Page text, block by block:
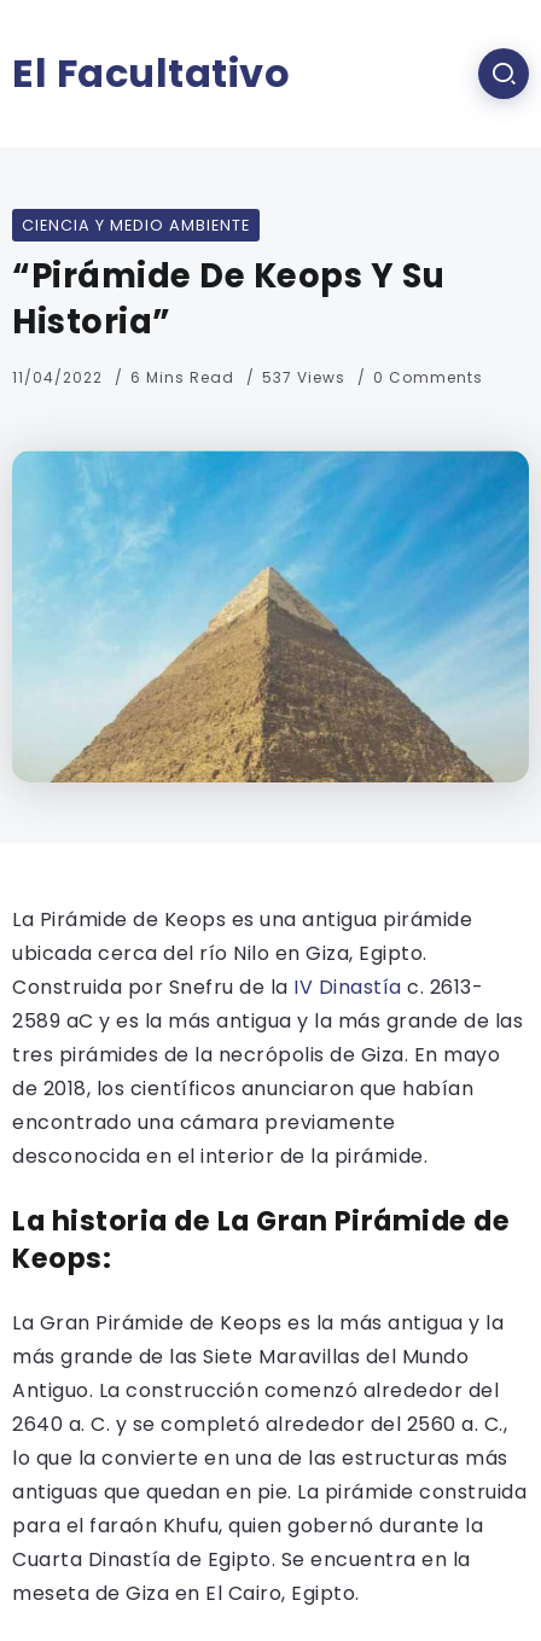
El Facultativo
CIENCIA Y MEDIO AMBIENTE
“Pirámide De Keops Y Su
Historia”
11/04/2022 6 Mins Read 537 Views 0 Comments
La Pirámide de Keops es una antigua pirámide
ubicada cerca del río Nilo en Giza, Egipto.
Construida por Snefru de la IV Dinastía c. 2613-
2589 aC y es la más antigua y la más grande de las
tres pirámides de la necrópolis de Giza. En mayo
de 2018, los científicos anunciaron que habían
encontrado una cámara previamente
desconocida en el interior de la pirámide.
La historia de La Gran Pirámide de
Keops:
La Gran Pirámide de Keops es la más antigua y la
más grande de las Siete Maravillas del Mundo
Antiguo. La construcción comenzó alrededor del
2640 a. C. y se completó alrededor del 2560 a. C.,
lo que la convierte en una de las estructuras más
antiguas que quedan en pie. La pirámide construida
para el faraón Khufu, quien gobernó durante la
Cuarta Dinastía de Egipto. Se encuentra en la
meseta de Giza en El Cairo, Egipto.